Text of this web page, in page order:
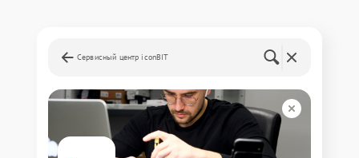
Сервисный центр iconBIT